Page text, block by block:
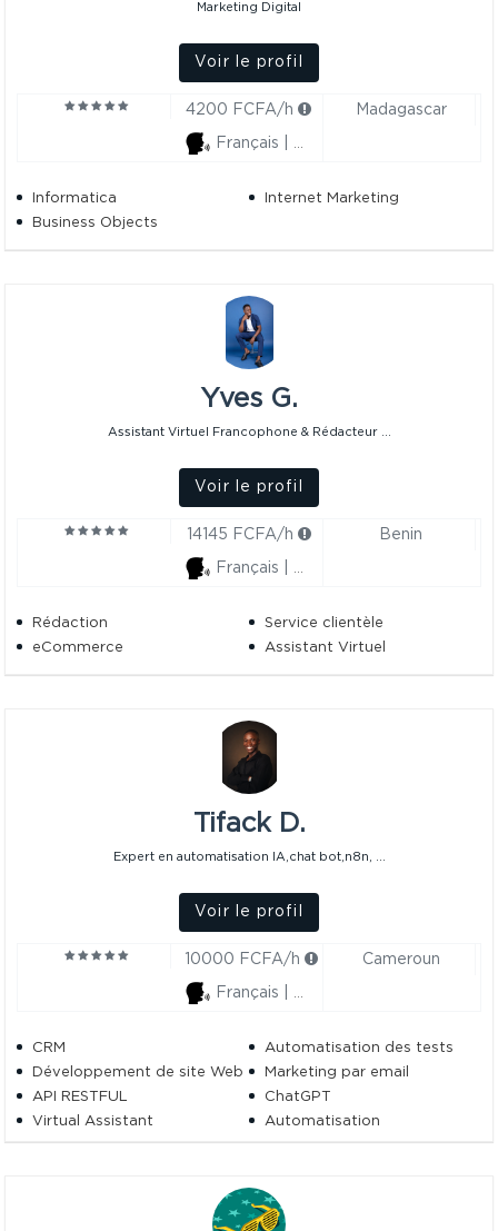
Marketing Digital
Voir le profil
4200 FCFA/h Madagascar
Français | Anglais
Informatica
Internet Marketing
Business Objects
Yves G.
Assistant Virtuel Francophone & Rédacteur ...
Voir le profil
14145 FCFA/h Benin
Français | Anglais
Rédaction
Service clientèle
eCommerce
Assistant Virtuel
Tifack D.
Expert en automatisation IA,chat bot,n8n, ...
Voir le profil
10000 FCFA/h Cameroun
Français | Anglais
CRM
Automatisation des tests
Développement de site Web
Marketing par email
API RESTFUL
ChatGPT
Virtual Assistant
Automatisation
IA
Intelligence artificielle
Automatisation de Gmail
IA Juridique